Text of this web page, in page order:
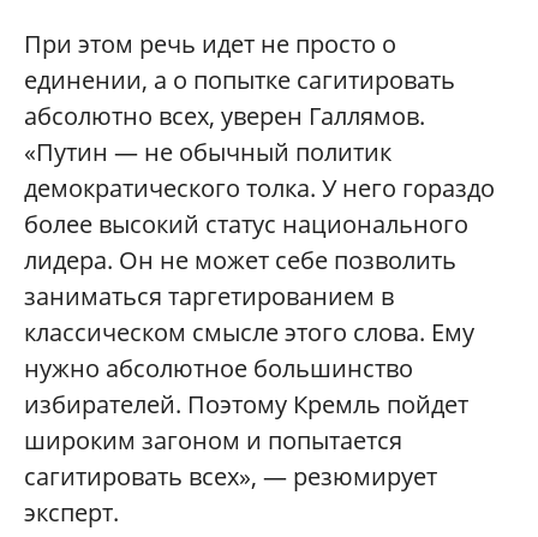
При этом речь идет не просто о
единении, а о попытке сагитировать
абсолютно всех, уверен Галлямов.
«Путин — не обычный политик
демократического толка. У него гораздо
более высокий статус национального
лидера. Он не может себе позволить
заниматься таргетированием в
классическом смысле этого слова. Ему
нужно абсолютное большинство
избирателей. Поэтому Кремль пойдет
широким загоном и попытается
сагитировать всех», — резюмирует
эксперт.